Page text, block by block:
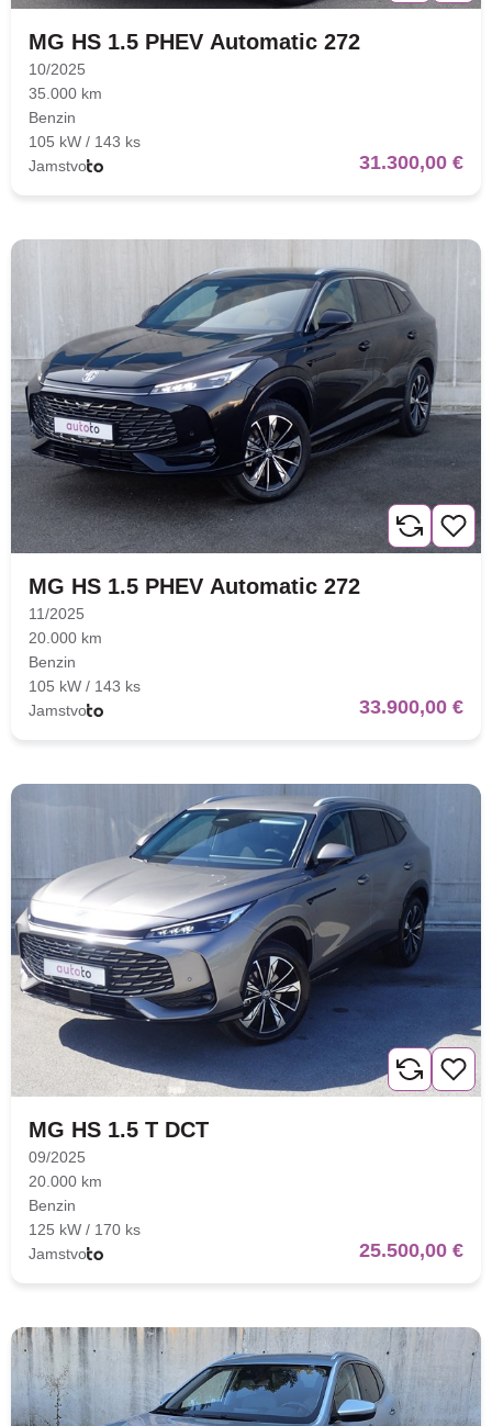
MG HS 1.5 PHEV Automatic 272
10/2025
35.000 km
Benzin
105 kW / 143 ks
Jamstvo
31.300,00 €
MG HS 1.5 PHEV Automatic 272
11/2025
20.000 km
Benzin
105 kW / 143 ks
Jamstvo
33.900,00 €
MG HS 1.5 T DCT
09/2025
20.000 km
Benzin
125 kW / 170 ks
Jamstvo
25.500,00 €